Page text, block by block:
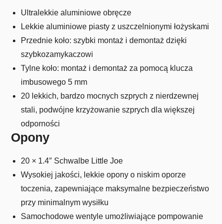
Ultralekkie aluminiowe obręcze
Lekkie aluminiowe piasty z uszczelnionymi łożyskami
Przednie koło: szybki montaż i demontaż dzięki
szybkozamykaczowi
Tylne koło: montaż i demontaż za pomocą klucza
imbusowego 5 mm
20 lekkich, bardzo mocnych szprych z nierdzewnej
stali, podwójne krzyżowanie szprych dla większej
odporności
Opony
20 × 1.4″ Schwalbe Little Joe
Wysokiej jakości, lekkie opony o niskim oporze
toczenia, zapewniające maksymalne bezpieczeństwo
przy minimalnym wysiłku
Samochodowe wentyle umożliwiające pompowanie